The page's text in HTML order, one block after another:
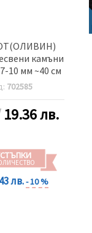
камъни
10 мм ~40 см
702585
19.36 лв.
лв.- 10 %